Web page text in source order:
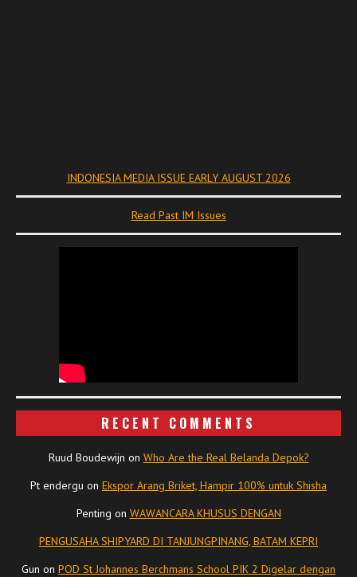
INDONESIA MEDIA ISSUE EARLY AUGUST 2026
Read Past IM Issues
RECENT COMMENTS
Ruud Boudewijn on Who Are the Real Belanda Depok?
Pt endergu on Ekspor Arang Briket, Hampir 100% untuk Shisha
Penting on WAWANCARA KHUSUS DENGAN
PENGUSAHA SHIPYARD DI TANJUNGPINANG, BATAM KEPRI
Gun on POD St Johannes Berchmans School PIK 2 Digelar dengan